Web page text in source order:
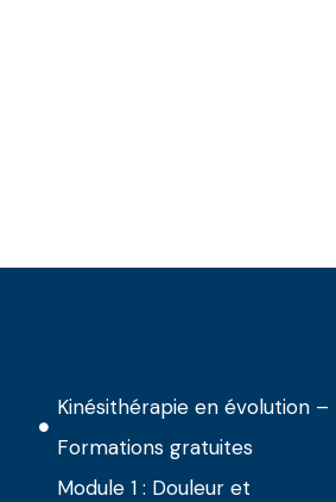
Kinésithérapie en évolution –
Formations gratuites
Module 1 : Douleur et